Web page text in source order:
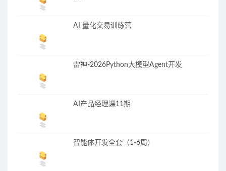
AI 量化交易训练营
雷神-2026Python大模型Agent开发
AI产品经理课11期
智能体开发全套（1-6周）